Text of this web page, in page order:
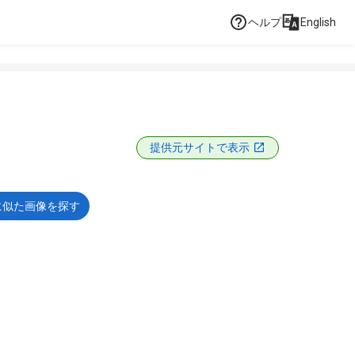
ヘルプ English
提供元サイトで表示
た画像を探す